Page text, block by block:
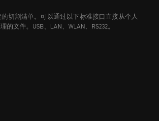
切割清单。可以通过以下标准接口直接从个人
文件。USB、LAN、WLAN、RS232。